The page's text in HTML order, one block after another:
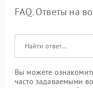
FAQ. Ответы на
Вы можете
часто задаваемыми